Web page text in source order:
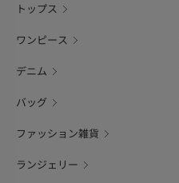
トップス
ワンピース
デニム
バッグ
ファッション雑貨
ランジェリー